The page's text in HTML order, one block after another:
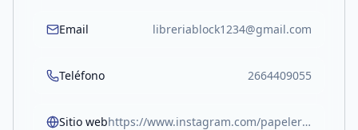
Email libreriablock1234@gmail.com
Teléfono 2664409055
Sitio web https://www.instagram.com/papeleriablock.sl?igsh=MW05Z3RocjUwOTlvOA%3D%3D